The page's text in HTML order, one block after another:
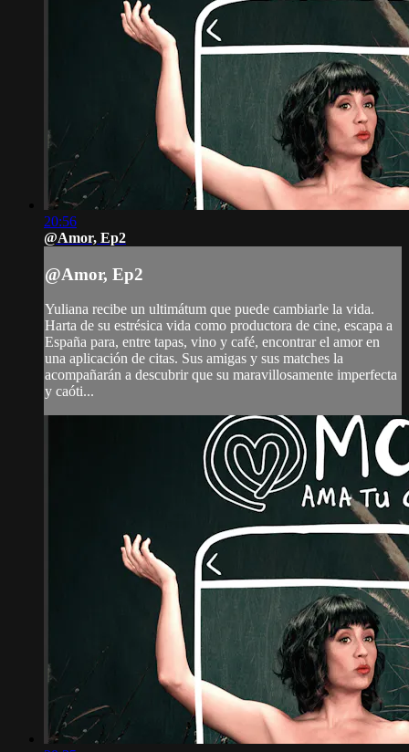
20:56
@Amor, Ep2
@Amor, Ep2
Yuliana recibe un ultimátum que puede cambiarle la vida.
Harta de su estrésica vida como productora de cine, escapa a
España para, entre tapas, vino y café, encontrar el amor en
una aplicación de citas. Sus amigas y sus matches la
acompañarán a descubrir que su maravillosamente imperfecta
y caóti...